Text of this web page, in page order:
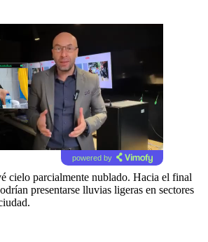
powered by
cielo parcialmente nublado. Hacia el final
presentarse lluvias ligeras en sectores